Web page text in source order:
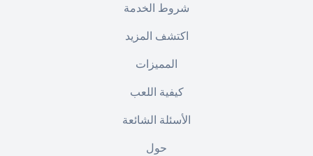
شروط الخدمة
اكتشف المزيد
المميزات
كيفية اللعب
الأسئلة الشائعة
حول